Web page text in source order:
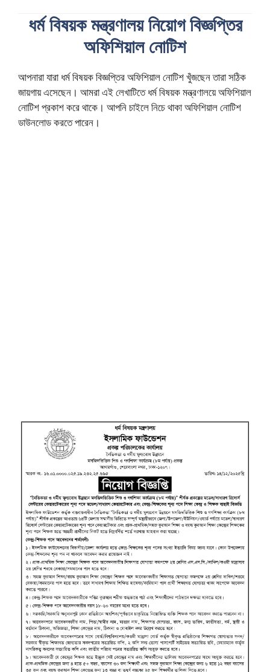
ধর্ম বিষয়ক মন্ত্রণালয় নিয়োগ বিজ্ঞপ্তির
অফিশিয়াল নোটিশ
আপনারা যারা ধর্ম বিষয়ক বিজ্ঞপ্তির অফিশিয়াল নোটিশ খুঁজছেন তারা সঠিক
জায়গায় এসেছেন। আমরা এই লেখাটিতে ধর্ম বিষয়ক মন্ত্রণালয়ে অফিশিয়াল
নোটিশ প্রকাশ করে থাকে। আপনি চাইলে নিচে থাকা অফিশিয়াল নোটিশ
ডাউনলোড করতে পারেন।